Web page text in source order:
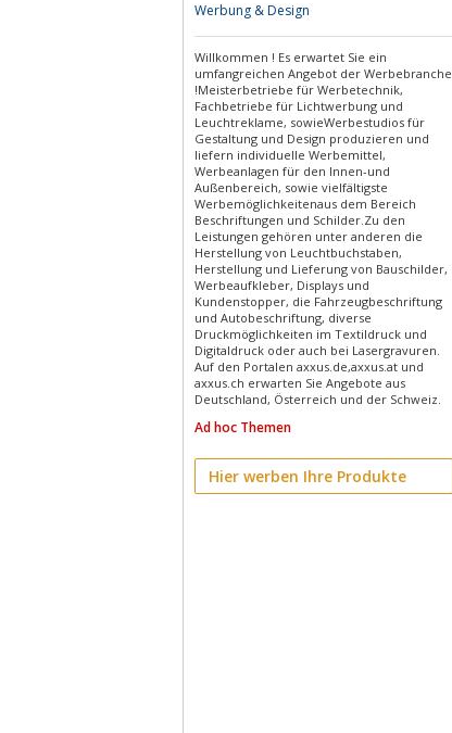
Werbung & Design
Willkommen ! Es erwartet Sie ein
umfangreichen Angebot der Werbebranche
!Meisterbetriebe für Werbetechnik,
Fachbetriebe für Lichtwerbung und
Leuchtreklame, sowieWerbestudios für
Gestaltung und Design produzieren und
liefern individuelle Werbemittel,
Werbeanlagen für den Innen-und
Außenbereich, sowie vielfältigste
Werbemöglichkeitenaus dem Bereich
Beschriftungen und Schilder.Zu den
Leistungen gehören unter anderen die
Herstellung von Leuchtbuchstaben,
Herstellung und Lieferung von Bauschilder,
Werbeaufkleber, Displays und
Kundenstopper, die Fahrzeugbeschriftung
und Autobeschriftung, diverse
Druckmöglichkeiten im Textildruck und
Digitaldruck oder auch bei Lasergravuren.
Auf den Portalen axxus.de,axxus.at und
axxus.ch erwarten Sie Angebote aus
Deutschland, Österreich und der Schweiz.
Ad hoc Themen
Hier werben Ihre Produkte